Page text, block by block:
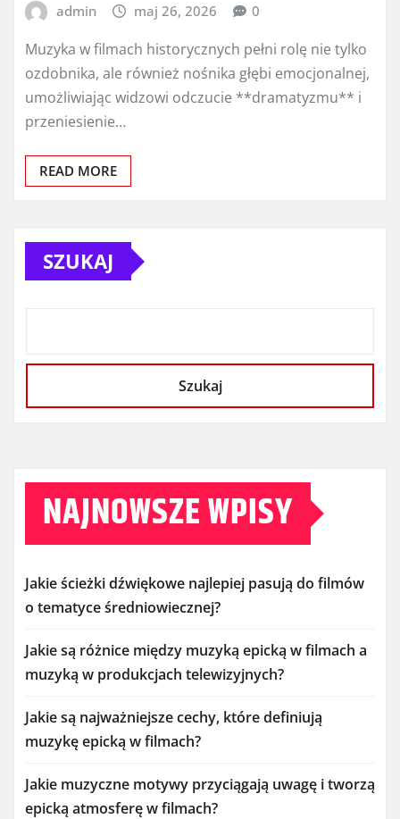
admin maj 26, 2026 0
Muzyka w filmach historycznych pełni rolę nie tylko
ozdobnika, ale również nośnika głębi emocjonalnej,
umożliwiając widzowi odczucie **dramatyzmu** i
przeniesienie…
READ MORE
SZUKAJ
Szukaj
NAJNOWSZE WPISY
Jakie ścieżki dźwiękowe najlepiej pasują do filmów
o tematyce średniowiecznej?
Jakie są różnice między muzyką epicką w filmach a
muzyką w produkcjach telewizyjnych?
Jakie są najważniejsze cechy, które definiują
muzykę epicką w filmach?
Jakie muzyczne motywy przyciągają uwagę i tworzą
epicką atmosferę w filmach?